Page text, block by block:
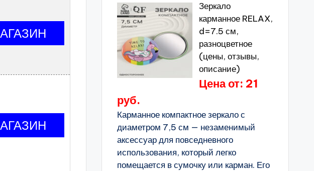
Зеркало
карманное RELAX,
d=7.5 см,
разноцветное
(цены, отзывы,
описание)
Цена от: 21
руб.
Карманное компактное зеркало с
диаметром 7,5 см — незаменимый
аксессуар для повседневного
использования, который легко
помещается в сумочку или карман. Его